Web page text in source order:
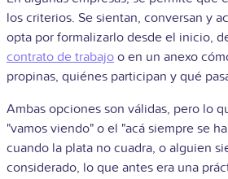
los criterios. Se sientan, conversan y
opta por formalizarlo desde el inicio,
contrato de trabajo o en un anexo
propinas, quiénes participan y qué
Ambas opciones son válidas, pero lo
"vamos viendo" o el "acá siempre se
cuando la plata no cuadra, o alguien
considerado, lo que antes era una